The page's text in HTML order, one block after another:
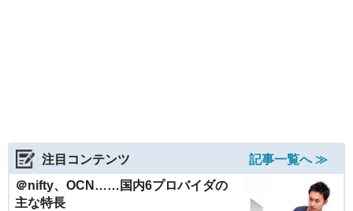
注目コンテンツ
記事一覧へ ≫
＠nifty、OCN……国内6プロバイダの
主な特長